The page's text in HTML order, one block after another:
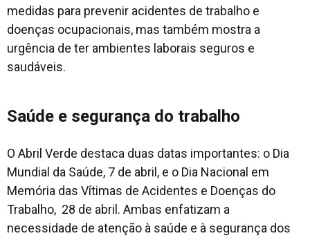
medidas para prevenir acidentes de trabalho e
doenças ocupacionais, mas também mostra a
urgência de ter ambientes laborais seguros e
saudáveis.
Saúde e segurança do trabalho
O Abril Verde destaca duas datas importantes: o Dia
Mundial da Saúde, 7 de abril, e o Dia Nacional em
Memória das Vítimas de Acidentes e Doenças do
Trabalho, 28 de abril. Ambas enfatizam a
necessidade de atenção à saúde e à segurança dos